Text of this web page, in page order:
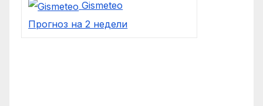
Gismeteo
Прогноз на 2 недели